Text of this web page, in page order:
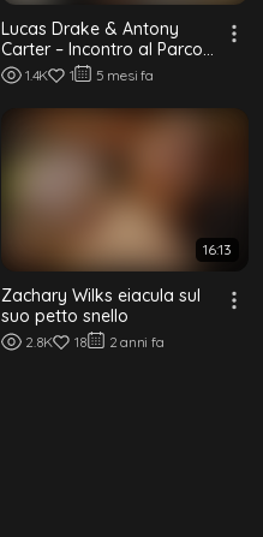
Lucas Drake & Antony
Carter – Incontro al Parco
in Bareback
1.4K 1 5 mesi fa
16:13
Zachary Wilks eiacula sul
suo petto snello
2.8K 18 2 anni fa